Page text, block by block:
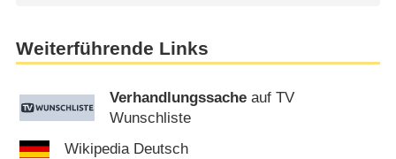
Weiterführende Links
Verhandlungssache auf TV
Wunschliste
Wikipedia Deutsch